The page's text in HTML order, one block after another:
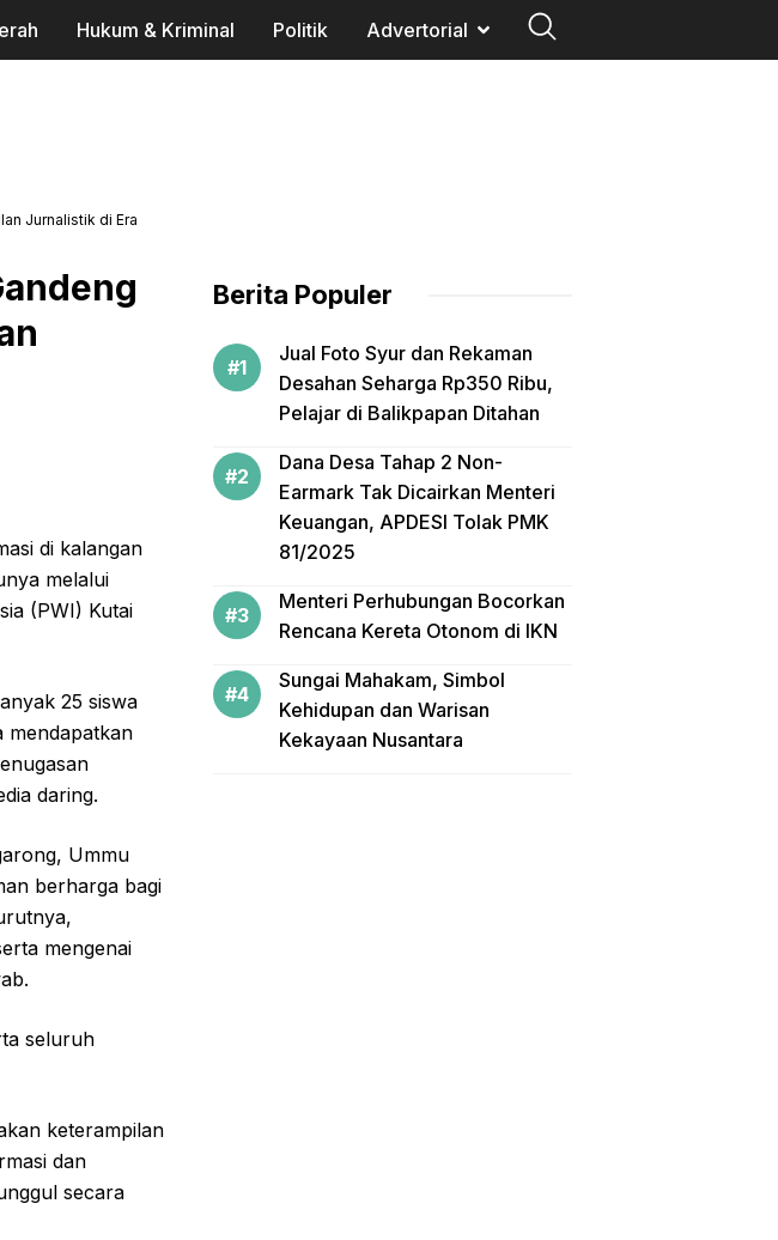
Hukum & Kriminal Politik Advertorial
Jurnalistik di Era
di kalangan
melalui
(PWI) Kutai
25 siswa
mendapatkan
daring.
Ummu
berharga bagi
mengenai
seluruh
keterampilan
dan
secara
Berita Populer
Jual Foto Syur dan Rekaman
Desahan Seharga Rp350 Ribu,
Pelajar di Balikpapan Ditahan
Dana Desa Tahap 2 Non-
Earmark Tak Dicairkan Menteri
Keuangan, APDESI Tolak PMK
81/2025
Menteri Perhubungan Bocorkan
Rencana Kereta Otonom di IKN
Sungai Mahakam, Simbol
Kehidupan dan Warisan
Kekayaan Nusantara